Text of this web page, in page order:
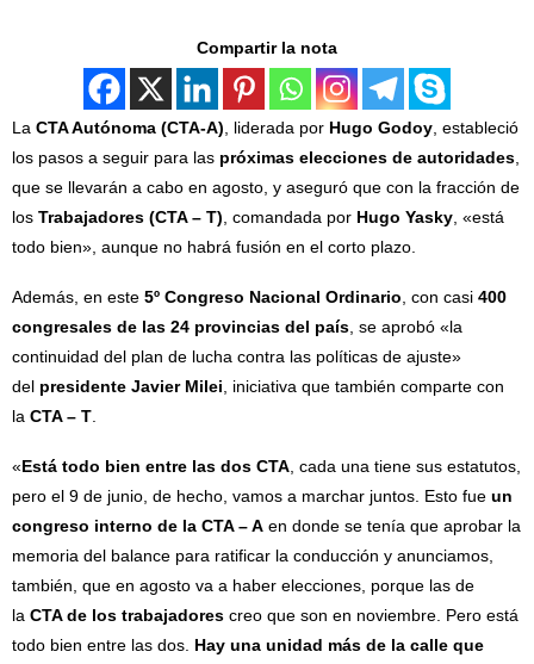
Compartir la nota
La CTA Autónoma (CTA-A), liderada por Hugo Godoy, estableció
los pasos a seguir para las próximas elecciones de autoridades,
que se llevarán a cabo en agosto, y aseguró que con la fracción de
los Trabajadores (CTA – T), comandada por Hugo Yasky, «está
todo bien», aunque no habrá fusión en el corto plazo.
Además, en este 5º Congreso Nacional Ordinario, con casi 400
congresales de las 24 provincias del país, se aprobó «la
continuidad del plan de lucha contra las políticas de ajuste»
del presidente Javier Milei, iniciativa que también comparte con
la CTA – T.
«Está todo bien entre las dos CTA, cada una tiene sus estatutos,
pero el 9 de junio, de hecho, vamos a marchar juntos. Esto fue un
congreso interno de la CTA – A en donde se tenía que aprobar la
memoria del balance para ratificar la conducción y anunciamos,
también, que en agosto va a haber elecciones, porque las de
la CTA de los trabajadores creo que son en noviembre. Pero está
todo bien entre las dos. Hay una unidad más de la calle que